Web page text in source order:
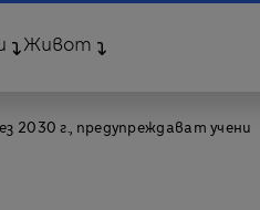
Живот
2030 г., предупреждават учени